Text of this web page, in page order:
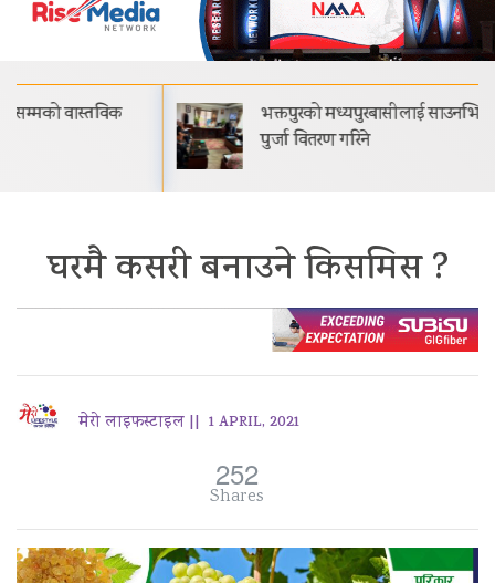
भक्तपुरको मध्यपुरबासीलाई साउनभित्रै स्थायी जग्गाधनी
पुर्जा वितरण गरिने
घरमै कसरी बनाउने किसमिस ?
मेरो लाइफस्टाइल || 1 APRIL, 2021
252
Shares